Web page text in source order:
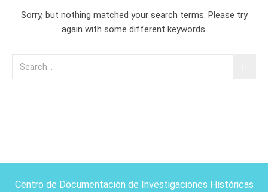
Sorry, but nothing matched your search terms. Please try
again with some different keywords.
Centro de Documentación de Investigaciones Históricas